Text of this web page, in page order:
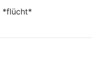
*flücht*